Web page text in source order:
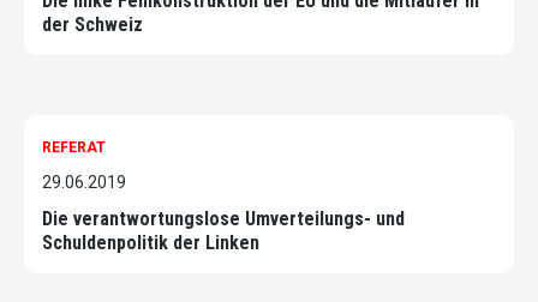
der Schweiz
REFERAT
29.06.2019
Die verantwortungslose Umverteilungs- und
Schuldenpolitik der Linken